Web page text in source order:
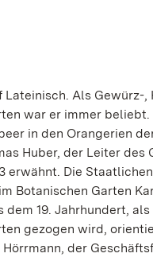
Als Gewürz-
war er immer beliebt.
in den Orangerien
Huber, der Leiter des
erwähnt. Die
Botanischen Garten
19. Jahrhundert,
gezogen wird,
der